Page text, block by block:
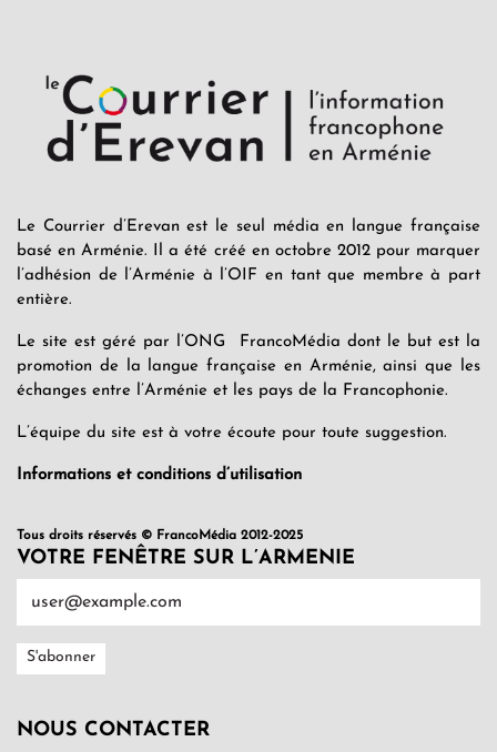
Le Courrier d’Erevan est le seul média en langue française
basé en Arménie. Il a été créé en octobre 2012 pour marquer
l’adhésion de l’Arménie à l’OIF en tant que membre à part
entière.
Le site est géré par l’ONG FrancoMédia dont le but est la
promotion de la langue française en Arménie, ainsi que les
échanges entre l’Arménie et les pays de la Francophonie.
L’équipe du site est à votre écoute pour toute suggestion.
Informations et conditions d’utilisation
Tous droits réservés © FrancoMédia 2012-2025
VOTRE FENÊTRE SUR L’ARMENIE
NOUS CONTACTER